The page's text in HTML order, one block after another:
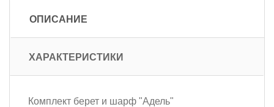
ОПИСАНИЕ
ХАРАКТЕРИСТИКИ
Комплект берет и шарф "Адель"